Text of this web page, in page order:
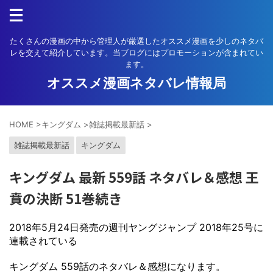
たくさんの漫画の中から管理人が厳選したオススメ漫画を少しのネタバ
レを交えて紹介しています。当ブログにはプロモーションが含まれてい
ます。
オススメ漫画ネタバレ情報局
HOME >キングダム >雑誌掲載最新話 >
雑誌掲載最新話 キングダム
キングダム 最新 559話 ネタバレ＆感想 王
賁の決断 51巻続き
2018年5月24日発売の週刊ヤングジャンプ 2018年25号に
連載されている
キングダム 559話のネタバレ＆感想になります。